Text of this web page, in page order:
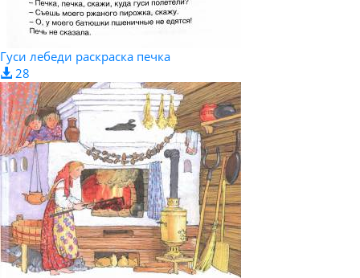
Гуси лебеди раскраска печка
28